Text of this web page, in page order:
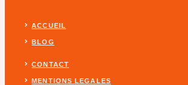
ACCUEIL
BLOG
CONTACT
MENTIONS LEGALES